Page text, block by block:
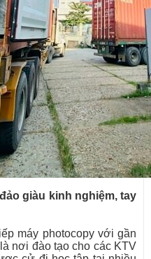
giàu kinh nghiệm, tay
máy photocopy với gần
nơi đào tạo cho các KTV